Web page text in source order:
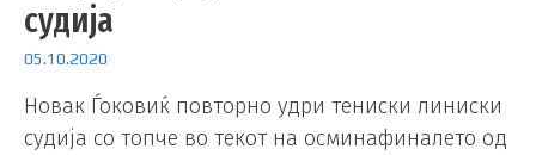
судија
05.10.2020
Новак Ѓоковиќ повторно удри тениски линиски
судија со топче во текот на осминафиналето од